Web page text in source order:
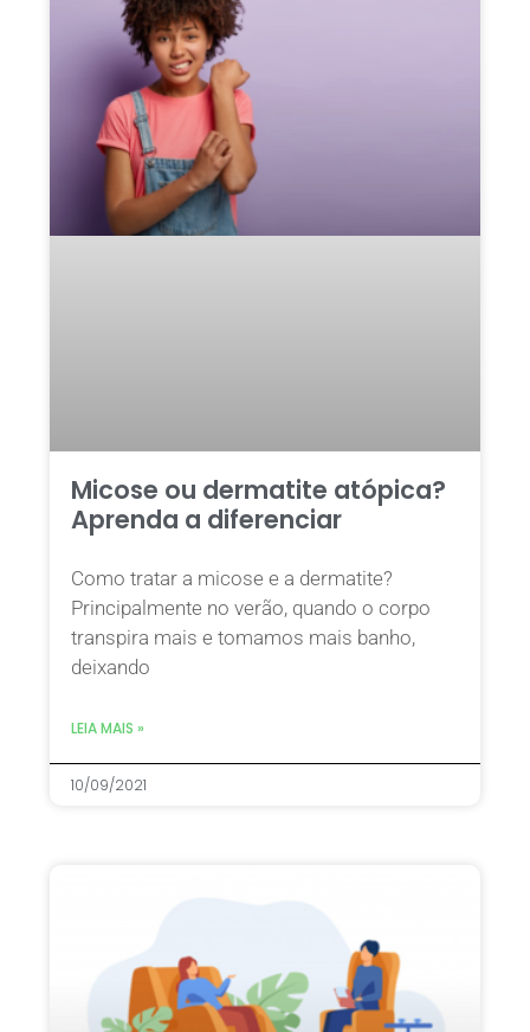
Micose ou dermatite atópica?
Aprenda a diferenciar
Como tratar a micose e a dermatite?
Principalmente no verão, quando o corpo
transpira mais e tomamos mais banho,
deixando
LEIA MAIS »
10/09/2021